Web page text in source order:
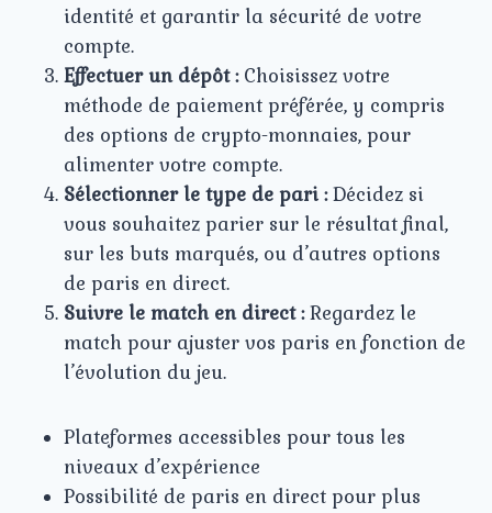
identité et garantir la sécurité de votre
compte.
Effectuer un dépôt :Choisissez votre
méthode de paiement préférée, y compris
des options de crypto-monnaies, pour
alimenter votre compte.
Sélectionner le type de pari :Décidez si
vous souhaitez parier sur le résultat final,
sur les buts marqués, ou d’autres options
de paris en direct.
Suivre le match en direct :Regardez le
match pour ajuster vos paris en fonction de
l’évolution du jeu.
Plateformes accessibles pour tous les
niveaux d’expérience
Possibilité de paris en direct pour plus